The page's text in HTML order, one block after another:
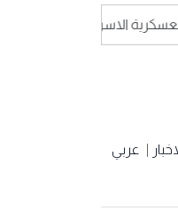
عربي